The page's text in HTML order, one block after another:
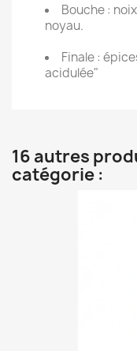
Bouche :
noyau.
Finale :
acidulée"
16 autres
catégorie :